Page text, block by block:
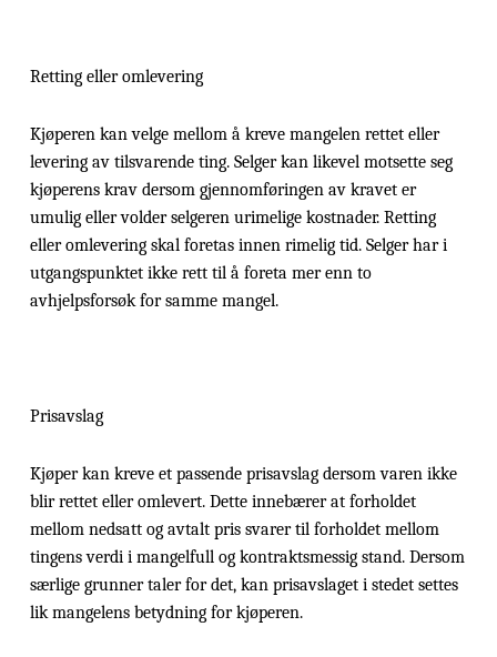
Retting eller omlevering
Kjøperen kan velge mellom å kreve mangelen rettet eller
levering av tilsvarende ting. Selger kan likevel motsette seg
kjøperens krav dersom gjennomføringen av kravet er
umulig eller volder selgeren urimelige kostnader. Retting
eller omlevering skal foretas innen rimelig tid. Selger har i
utgangspunktet ikke rett til å foreta mer enn to
avhjelpsforsøk for samme mangel.
Prisavslag
Kjøper kan kreve et passende prisavslag dersom varen ikke
blir rettet eller omlevert. Dette innebærer at forholdet
mellom nedsatt og avtalt pris svarer til forholdet mellom
tingens verdi i mangelfull og kontraktsmessig stand. Dersom
særlige grunner taler for det, kan prisavslaget i stedet settes
lik mangelens betydning for kjøperen.